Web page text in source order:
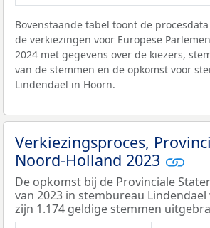
Bovenstaande tabel toont de
de verkiezingen voor Europese
2024 met gegevens over de kiezers,
van de stemmen en de opkomst voor
Lindendael in Hoorn.
Verkiezingsproces,
Noord-Holland 2023
De opkomst bij de Provinciale
van 2023 in stembureau Lindendael
zijn 1.174 geldige stemmen